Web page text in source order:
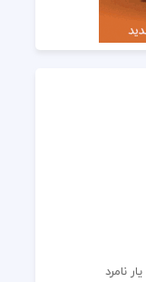
نامرد